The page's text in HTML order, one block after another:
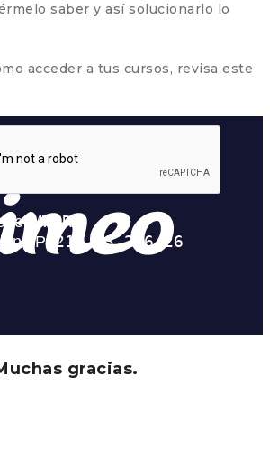
saber y así solucionarlo lo
acceder a tus cursos, revisa este
gracias.